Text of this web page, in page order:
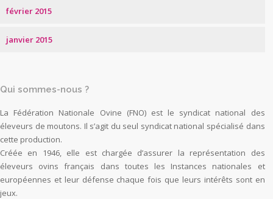
février 2015
janvier 2015
Qui sommes-nous ?
La Fédération Nationale Ovine (FNO) est le syndicat national des
éleveurs de moutons. Il s’agit du seul syndicat national spécialisé dans
cette production.
Créée en 1946, elle est chargée d’assurer la représentation des
éleveurs ovins français dans toutes les Instances nationales et
européennes et leur défense chaque fois que leurs intérêts sont en
jeux.